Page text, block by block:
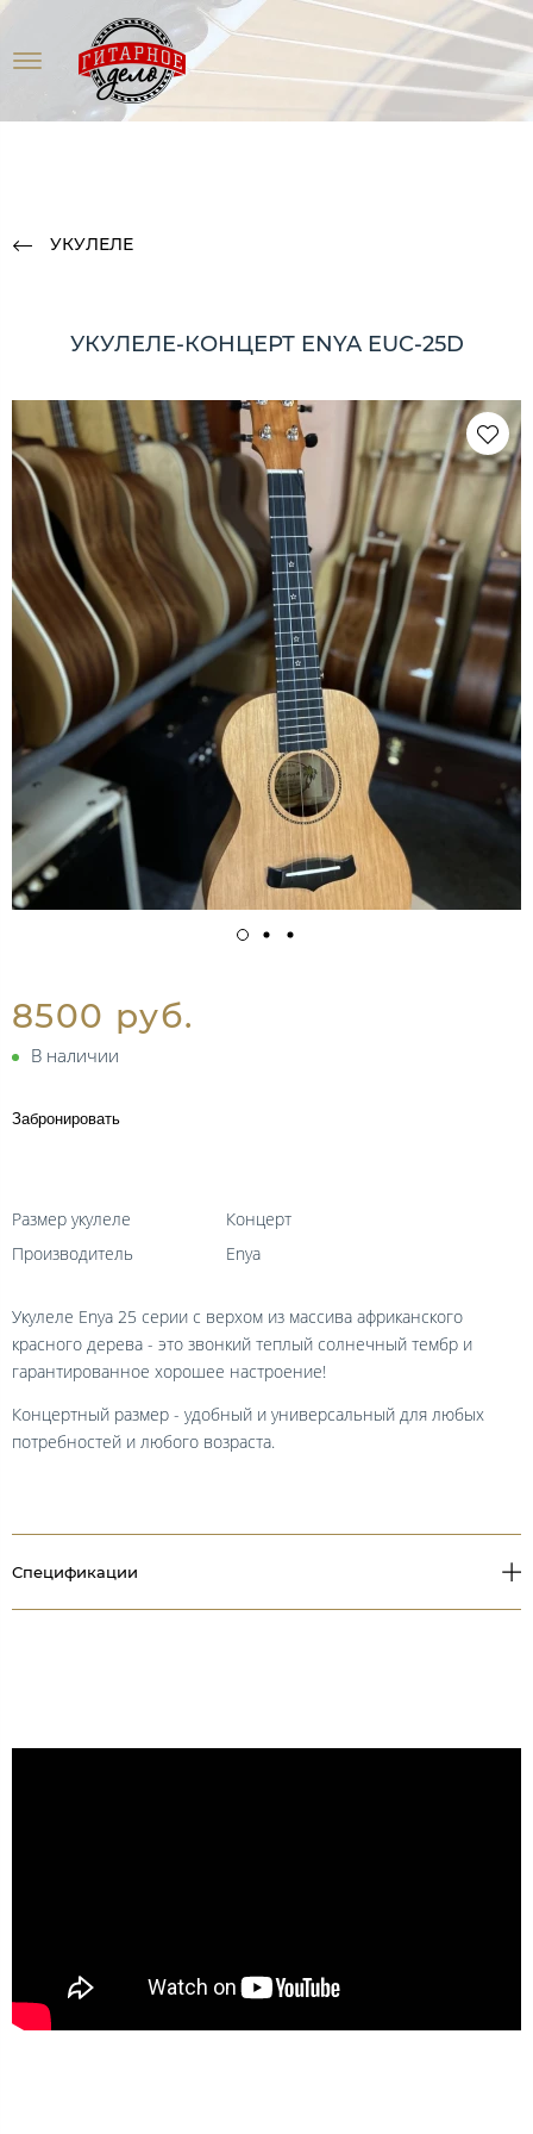
УКУЛЕЛЕ
УКУЛЕЛЕ-КОНЦЕРТ ENYA EUC-25D
8500 руб.
В наличии
Забронировать
Размер укулеле
Концерт
Производитель
Enya
Укулеле Enya 25 серии с верхом из массива африканского
красного дерева - это звонкий теплый солнечный тембр и
гарантированное хорошее настроение!
Концертный размер - удобный и универсальный для любых
потребностей и любого возраста.
Спецификации